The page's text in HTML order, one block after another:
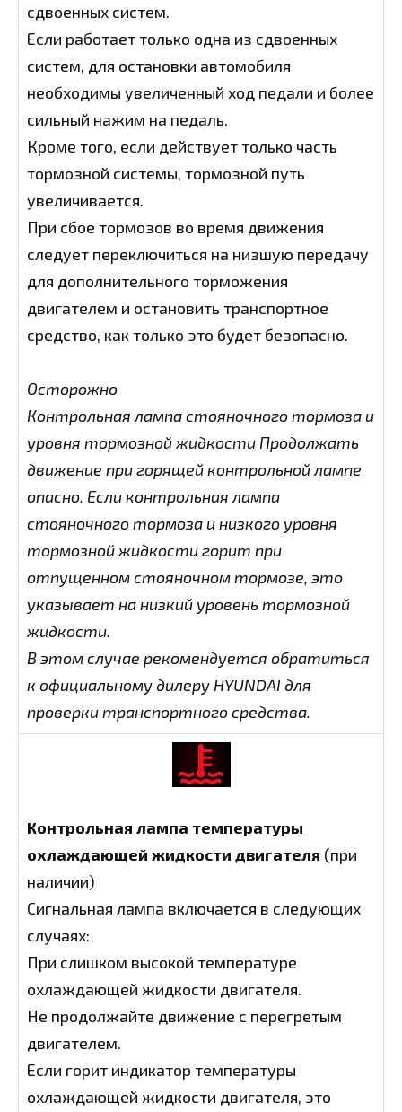
сдвоенных систем.
Если работает только одна из сдвоенных
систем, для остановки автомобиля
необходимы увеличенный ход педали и более
сильный нажим на педаль.
Кроме того, если действует только часть
тормозной системы, тормозной путь
увеличивается.
При сбое тормозов во время движения
следует переключиться на низшую передачу
для дополнительного торможения
двигателем и остановить транспортное
средство, как только это будет безопасно.
Осторожно
Контрольная лампа стояночного тормоза и
уровня тормозной жидкости Продолжать
движение при горящей контрольной лампе
опасно. Если контрольная лампа
стояночного тормоза и низкого уровня
тормозной жидкости горит при
отпущенном стояночном тормозе, это
указывает на низкий уровень тормозной
жидкости.
В этом случае рекомендуется обратиться
к официальному дилеру HYUNDAI для
проверки транспортного средства.
Контрольная лампа температуры
охлаждающей жидкости двигателя (при
наличии)
Сигнальная лампа включается в следующих
случаях:
При слишком высокой температуре
охлаждающей жидкости двигателя.
Не продолжайте движение с перегретым
двигателем.
Если горит индикатор температуры
охлаждающей жидкости двигателя, это